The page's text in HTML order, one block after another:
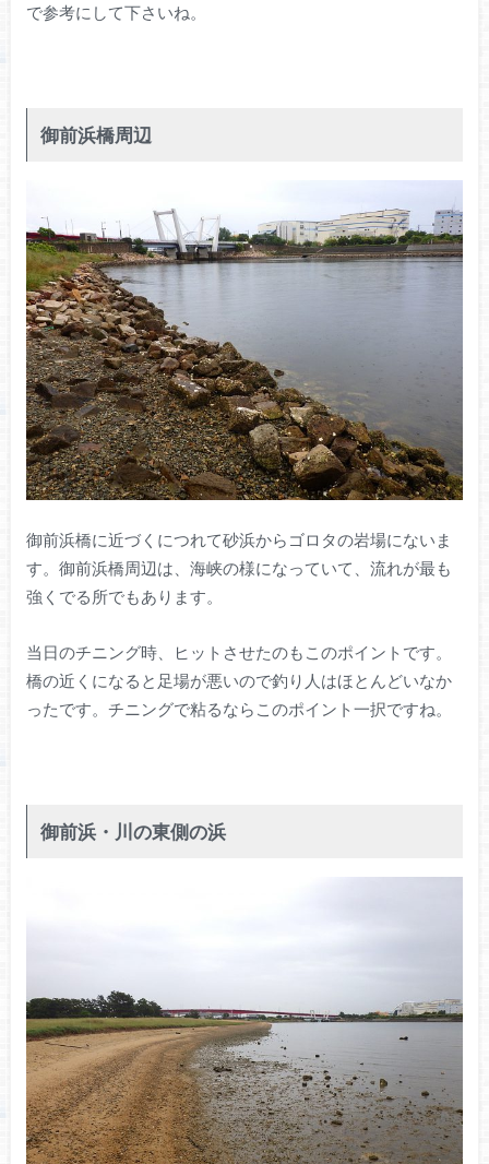
で参考にして下さいね。
御前浜橋周辺
御前浜橋に近づくにつれて砂浜からゴロタの岩場にないま
す。御前浜橋周辺は、海峡の様になっていて、流れが最も
強くでる所でもあります。
当日のチニング時、ヒットさせたのもこのポイントです。
橋の近くになると足場が悪いので釣り人はほとんどいなか
ったです。チニングで粘るならこのポイント一択ですね。
御前浜・川の東側の浜